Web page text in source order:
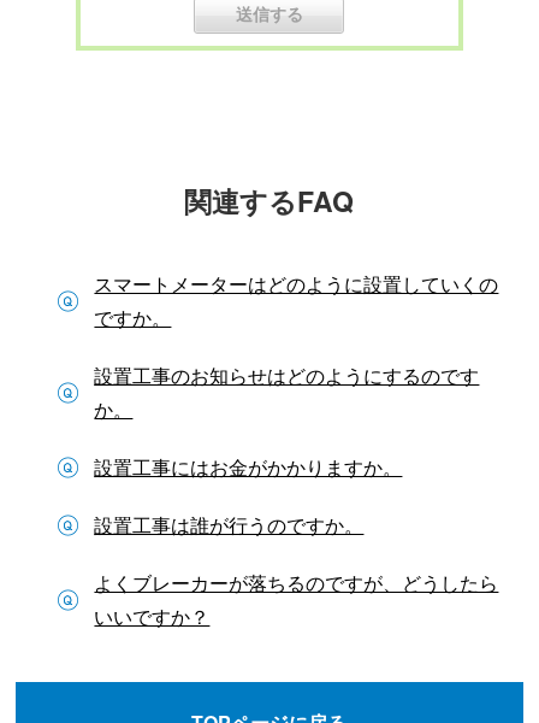
関連するFAQ
スマートメーターはどのように設置していくの
ですか。
設置工事のお知らせはどのようにするのです
か。
設置工事にはお金がかかりますか。
設置工事は誰が行うのですか。
よくブレーカーが落ちるのですが、どうしたら
いいですか？